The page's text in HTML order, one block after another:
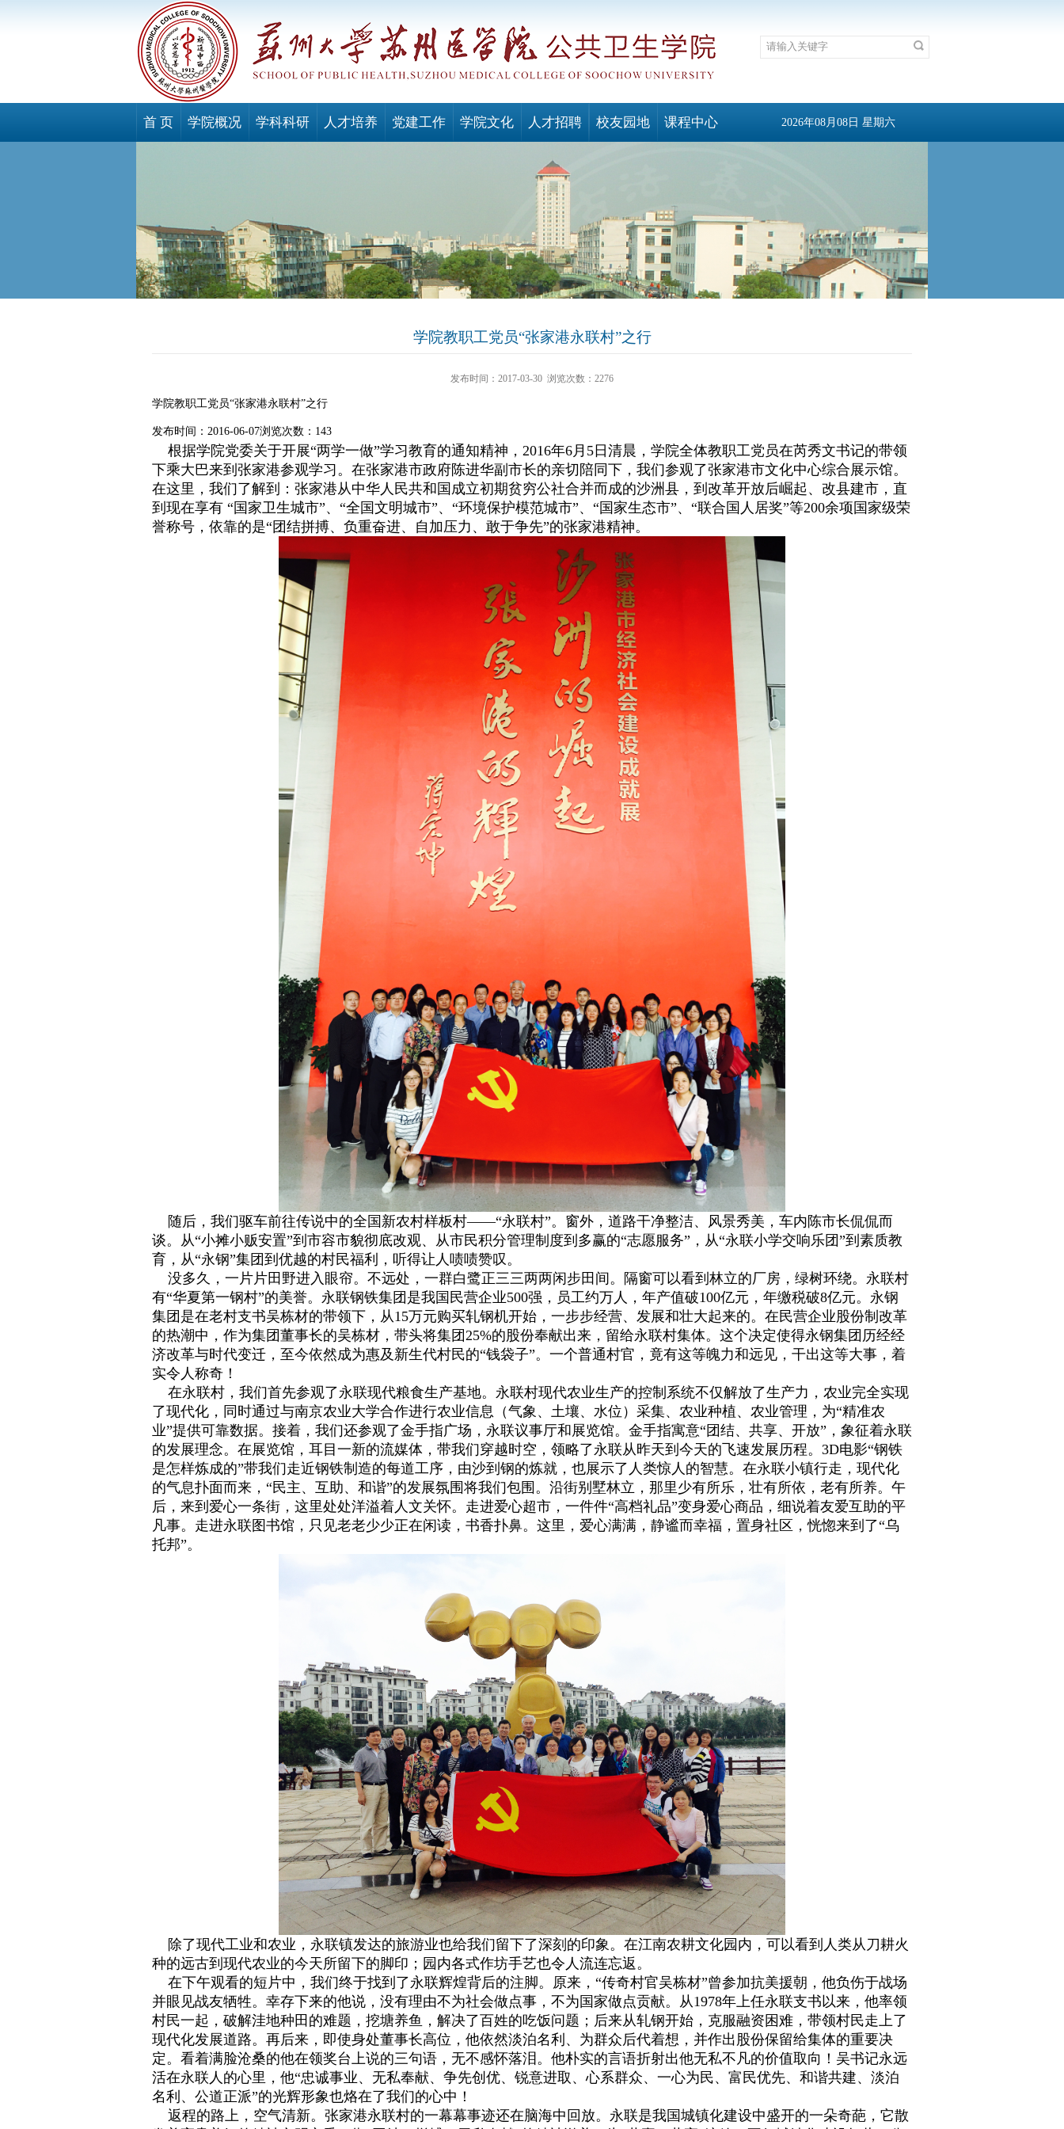
首 页 学院概况 学科科研 人才培养 党建工作 学院文化 人才招聘 校友园地 课程中心 2026年08月08日 星期六
学院教职工党员“张家港永联村”之行
发布时间：2017-03-30 浏览次数： 2276
学院教职工党员“张家港永联村”之行
发布时间：2016-06-07浏览次数： 143
根据学院党委关于开展“两学一做”学习教育的通知精神， 2016年6月 5 日清晨，学院全体教职工党员在芮秀文书记的带领
下乘大巴来到张家港参观学习。在张家港市政府陈进华副市长的亲切陪同下，我们参观了张家港市文化中心综合展示馆。
在这里，我们了解到：张家港从中华人民共和国成立初期贫穷公社合并而成的沙洲县，到改革开放后崛起、改县建市，直
到现在享有 “国家卫生城市”、“全国文明城市”、“环境保护模范城市”、“国家生态市”、“联合国人居奖”等200余项国家级荣
誉称号，依靠的是“团结拼搏、负重奋进、自加压力、敢于争先”的张家港精神。
随后，我们驱车前往传说中的全国新农村样板村——“永联村”。窗外，道路干净整洁、风景秀美，车内陈市长侃侃而
谈。从“小摊小贩安置”到市容市貌彻底改观、从市民积分管理制度到多赢的“志愿服务”，从“永联小学交响乐团”到素质教
育，从“永钢”集团到优越的村民福利，听得让人啧啧赞叹。
没多久，一片片田野进入眼帘。不远处，一群白鹭正三三两两闲步田间。隔窗可以看到林立的厂房，绿树环绕。永联村
有“华夏第一钢村”的美誉。永联钢铁集团是我国民营企业500强，员工约万人，年产值破100亿元，年缴税破8亿元。永钢
集团是在老村支书吴栋材的带领下，从15万元购买轧钢机开始，一步步经营、发展和壮大起来的。在民营企业股份制改革
的热潮中，作为集团董事长的吴栋材，带头将集团25%的股份奉献出来，留给永联村集体。这个决定使得永钢集团历经经
济改革与时代变迁，至今依然成为惠及新生代村民的“钱袋子”。一个普通村官，竟有这等魄力和远见，干出这等大事，着
实令人称奇！
在永联村，我们首先参观了永联现代粮食生产基地。永联村现代农业生产的控制系统不仅解放了生产力，农业完全实现
了现代化，同时通过与南京农业大学合作进行农业信息（气象、土壤、水位）采集、农业种植、农业管理，为“精准农
业”提供可靠数据。接着，我们还参观了金手指广场，永联议事厅和展览馆。金手指寓意“团结、共享、开放”，象征着永联
的发展理念。在展览馆，耳目一新的流媒体，带我们穿越时空，领略了永联从昨天到今天的飞速发展历程。 3D电影“钢铁
是怎样炼成的”带我们走近钢铁制造的每道工序，由沙到钢的炼就，也展示了人类惊人的智慧。在永联小镇行走，现代化
的气息扑面而来，“民主、互助、和谐”的发展氛围将我们包围。沿街别墅林立，那里少有所乐，壮有所依，老有所养。午
后，来到爱心一条街，这里处处洋溢着人文关怀。走进爱心超市，一件件“高档礼品”变身爱心商品，细说着友爱互助的平
凡事。走进永联图书馆，只见老老少少正在闲读，书香扑鼻。这里，爱心满满，静谧而幸福，置身社区，恍惚来到了“乌
托邦”。
除了现代工业和农业，永联镇发达的旅游业也给我们留下了深刻的印象。在江南农耕文化园内，可以看到人类从刀耕火
种的远古到现代农业的今天所留下的脚印；园内各式作坊手艺也令人流连忘返。
在下午观看的短片中，我们终于找到了永联辉煌背后的注脚。原来，“传奇村官吴栋材”曾参加抗美援朝，他负伤于战场
并眼见战友牺牲。幸存下来的他说，没有理由不为社会做点事，不为国家做点贡献。从1978年上任永联支书以来，他率领
村民一起，破解洼地种田的难题，挖塘养鱼，解决了百姓的吃饭问题；后来从轧钢开始，克服融资困难，带领村民走上了
现代化发展道路。再后来，即使身处董事长高位，他依然淡泊名利、为群众后代着想，并作出股份保留给集体的重要决
定。看着满脸沧桑的他在领奖台上说的三句语，无不感怀落泪。他朴实的言语折射出他无私不凡的价值取向！吴书记永远
活在永联人的心里，他“忠诚事业、无私奉献、争先创优、锐意进取、心系群众、一心为民、富民优先、和谐共建、淡泊
名利、公道正派”的光辉形象也烙在了我们的心中！
返程的路上，空气清新。张家港永联村的一幕幕事迹还在脑海中回放。永联是我国城镇化建设中盛开的一朵奇葩，它散